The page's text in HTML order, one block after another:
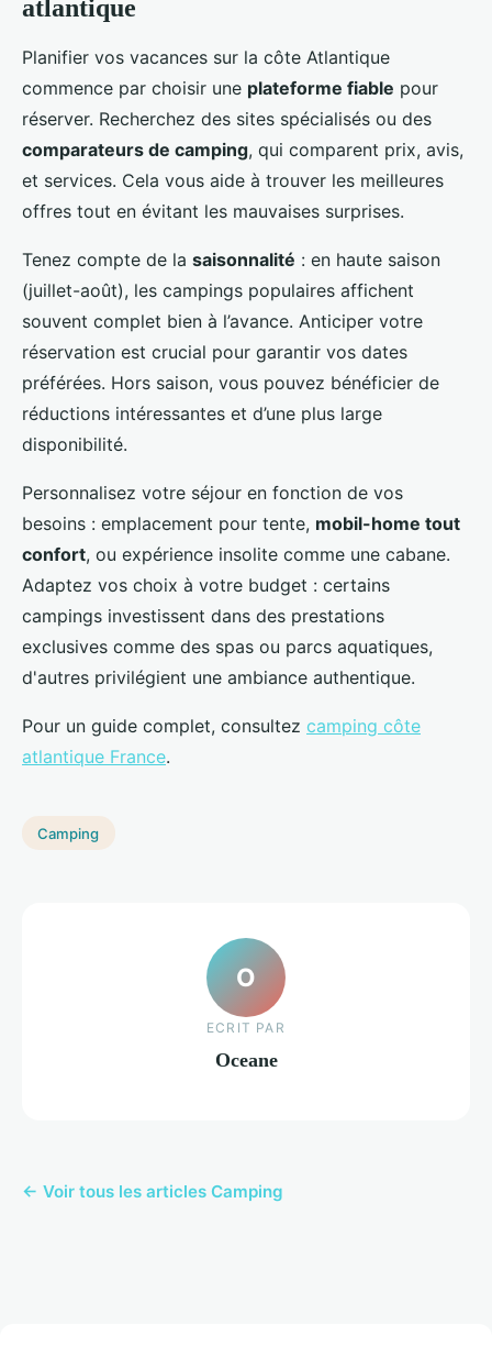
atlantique
Planifier vos vacances sur la côte Atlantique
commence par choisir une plateforme fiable pour
réserver. Recherchez des sites spécialisés ou des
comparateurs de camping, qui comparent prix, avis,
et services. Cela vous aide à trouver les meilleures
offres tout en évitant les mauvaises surprises.
Tenez compte de la saisonnalité : en haute saison
(juillet-août), les campings populaires affichent
souvent complet bien à l’avance. Anticiper votre
réservation est crucial pour garantir vos dates
préférées. Hors saison, vous pouvez bénéficier de
réductions intéressantes et d’une plus large
disponibilité.
Personnalisez votre séjour en fonction de vos
besoins : emplacement pour tente, mobil-home tout
confort, ou expérience insolite comme une cabane.
Adaptez vos choix à votre budget : certains
campings investissent dans des prestations
exclusives comme des spas ou parcs aquatiques,
d'autres privilégient une ambiance authentique.
Pour un guide complet, consultez camping côte
atlantique France.
Camping
O
ECRIT PAR
Oceane
← Voir tous les articles Camping